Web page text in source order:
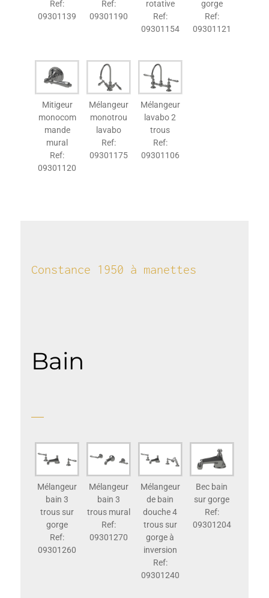
Ref:
09301139
Ref:
09301190
rotative
Ref:
09301154
gorge
Ref:
09301121
Mitigeur
monocom
mande
mural
Ref:
09301120
Mélangeur
monotrou
lavabo
Ref:
09301175
Mélangeur
lavabo 2
trous
Ref:
09301106
Constance 1950​ à manettes​
Bain
Mélangeur
bain 3
trous sur
gorge
Ref:
09301260
Mélangeur
bain 3
trous mural
Ref:
09301270
Mélangeur
de bain
douche 4
trous sur
gorge à
inversion
Ref:
09301240
Bec bain
sur gorge
Ref:
09301204